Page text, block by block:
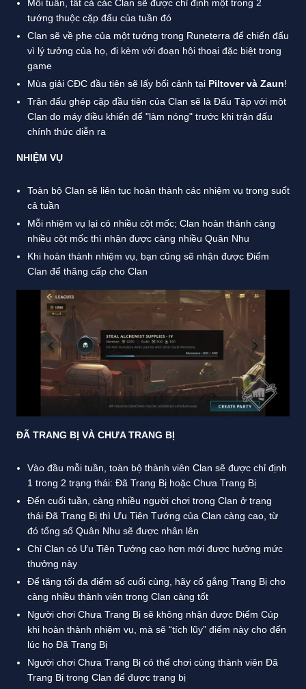
Mỗi tuần, tất cả các Clan sẽ được chỉ định một trong 2
tướng thuộc cặp đấu của tuần đó
Clan sẽ về phe của một tướng trong Runeterra để chiến đấu
vì lý tưởng của họ, đi kèm với đoạn hội thoại đặc biệt trong
game
Mùa giải CĐC đầu tiên sẽ lấy bối cảnh tại Piltover và Zaun!
Trận đấu ghép cặp đầu tiên của Clan sẽ là Đấu Tập với một
Clan do máy điều khiển để "làm nóng" trước khi trận đấu
chính thức diễn ra
NHIỆM VỤ
Toàn bộ Clan sẽ liên tục hoàn thành các nhiệm vụ trong suốt
cả tuần
Mỗi nhiệm vụ lại có nhiều cột mốc; Clan hoàn thành càng
nhiều cột mốc thì nhận được càng nhiều Quân Nhu
Khi hoàn thành nhiệm vụ, bạn cũng sẽ nhận được Điểm
Clan để thăng cấp cho Clan
ĐÃ TRANG BỊ VÀ CHƯA TRANG BỊ
Vào đầu mỗi tuần, toàn bộ thành viên Clan sẽ được chỉ định
1 trong 2 trạng thái: Đã Trang Bị hoặc Chưa Trang Bị
Đến cuối tuần, càng nhiều người chơi trong Clan ở trạng
thái Đã Trang Bị thì Ưu Tiên Tướng của Clan càng cao, từ
đó tổng số Quân Nhu sẽ được nhân lên
Chỉ Clan có Ưu Tiên Tướng cao hơn mới được hưởng mức
thưởng này
Để tăng tối đa điểm số cuối cùng, hãy cố gắng Trang Bị cho
càng nhiều thành viên trong Clan càng tốt
Người chơi Chưa Trang Bị sẽ không nhận được Điểm Cúp
khi hoàn thành nhiệm vụ, mà sẽ “tích lũy” điểm này cho đến
lúc họ Đã Trang Bị
Người chơi Chưa Trang Bị có thể chơi cùng thành viên Đã
Trang Bị trong Clan để được trang bị